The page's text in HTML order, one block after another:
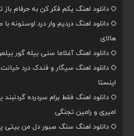
دانلود اهنگ یکم فکر کن به حرفام باز
دانلود اهنگ دردیم وار درد اوستونه
هالای
دانلود اهنگ آغلاما سنی بیله گور
دانلود اهنگ سیگار و فندک درد
اینستا
دانلود اهنگ فقط برام سردرده
امیری و رامین تجنگی
دانلود اهنگ سنگ صبور دل من بیتی پر